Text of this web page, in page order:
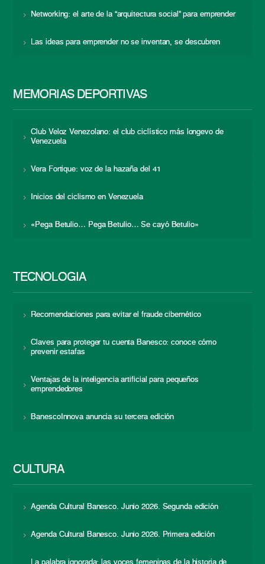
Networking: el arte de la “arquitectura social” para emprender
Las ideas para emprender no se inventan, se descubren
MEMORIAS DEPORTIVAS
Club Veloz Venezolano: el club ciclístico más longevo de
Venezuela
Vera Fortique: voz de la hazaña del 41
Inicios del ciclismo en Venezuela
«Pega Betulio… Pega Betulio… Se cayó Betulio»
TECNOLOGÍA
Recomendaciones para evitar el fraude cibernético
Claves para proteger tu cuenta Banesco: conoce cómo
prevenir estafas
Ventajas de la inteligencia artificial para pequeños
emprendedores
BanescoInnova anuncia su tercera edición
CULTURA
Agenda Cultural Banesco. Junio 2026. Segunda edición
Agenda Cultural Banesco. Junio 2026. Primera edición